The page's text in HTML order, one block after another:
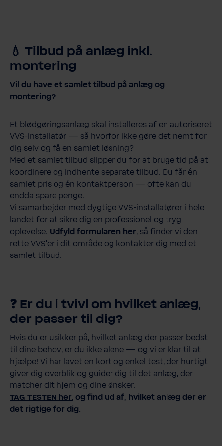
💧 Tilbud på anlæg inkl.
montering
Vil du have et samlet tilbud på anlæg og
montering?
Et blødgøringsanlæg skal installeres af en autoriseret
VVS-installatør — så hvorfor ikke gøre det nemt for
dig selv og få en samlet løsning?
Med et samlet tilbud slipper du for at bruge tid på at
koordinere og indhente separate tilbud. Du får én
samlet pris og én kontaktperson — ofte kan du
endda spare penge.
Vi samarbejder med dygtige VVS-installatører i hele
landet for at sikre dig en professionel og tryg
oplevelse. Udfyld formularen her, så finder vi den
rette VVS’er i dit område og kontakter dig med et
samlet tilbud.
❓ Er du i tvivl om hvilket anlæg,
der passer til dig?
Hvis du er usikker på, hvilket anlæg der passer bedst
til dine behov, er du ikke alene — og vi er klar til at
hjælpe! Vi har lavet en kort og enkel test, der hurtigt
giver dig overblik og guider dig til det anlæg, der
matcher dit hjem og dine ønsker.
TAG TESTEN her, og find ud af, hvilket anlæg der er
det rigtige for dig.